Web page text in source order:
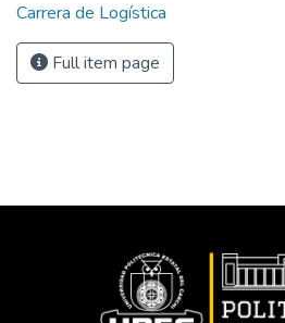
Carrera de Logística
Full item page